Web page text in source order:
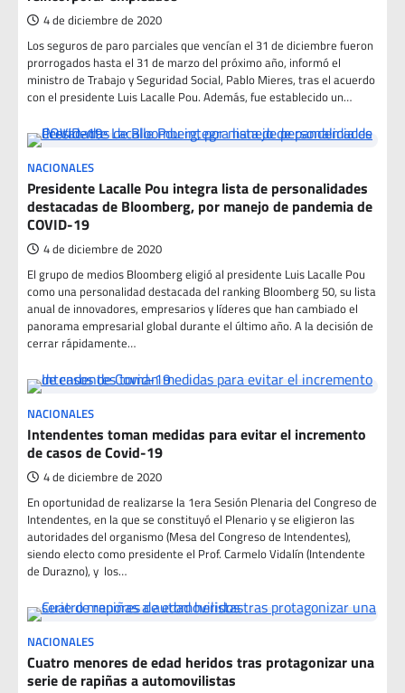
4 de diciembre de 2020
Los seguros de paro parciales que vencían el 31 de diciembre fueron
prorrogados hasta el 31 de marzo del próximo año, informó el
ministro de Trabajo y Seguridad Social, Pablo Mieres, tras el acuerdo
con el presidente Luis Lacalle Pou. Además, fue establecido un…
NACIONALES
Presidente Lacalle Pou integra lista de personalidades
destacadas de Bloomberg, por manejo de pandemia de
COVID-19
4 de diciembre de 2020
El grupo de medios Bloomberg eligió al presidente Luis Lacalle Pou
como una personalidad destacada del ranking Bloomberg 50, su lista
anual de innovadores, empresarios y líderes que han cambiado el
panorama empresarial global durante el último año. A la decisión de
cerrar rápidamente…
NACIONALES
Intendentes toman medidas para evitar el incremento
de casos de Covid-19
4 de diciembre de 2020
En oportunidad de realizarse la 1era Sesión Plenaria del Congreso de
Intendentes, en la que se constituyó el Plenario y se eligieron las
autoridades del organismo (Mesa del Congreso de Intendentes),
siendo electo como presidente el Prof. Carmelo Vidalín (Intendente
de Durazno), y los…
NACIONALES
Cuatro menores de edad heridos tras protagonizar una
serie de rapiñas a automovilistas